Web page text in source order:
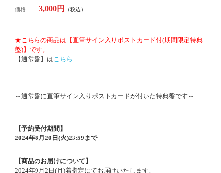
価格 3,000円 （税込）
★こちらの商品は【直筆サイン入りポストカード付(期間限定特典
盤)】です。
【通常盤】はこちら
～通常盤に直筆サイン入りポストカードが付いた特典盤です～
【予約受付期間】
2024年8月20日(火)23:59まで
【商品のお届けについて】
2024年9月2日(月)着指定にてお届けいたします。